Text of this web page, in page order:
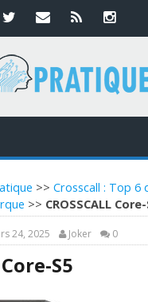
>> Crosscall : Top 6
>> CROSSCALL
24, 2025 Joker 0
Core-S5